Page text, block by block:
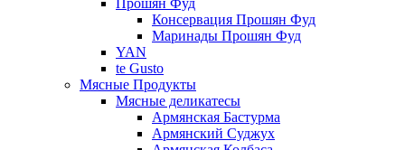
Прошян Фуд
Консервация Прошян Фуд
Маринады Прошян Фуд
YAN
te Gusto
Мясные Продукты
Мясные деликатесы
Армянская Бастурма
Армянский Суджух